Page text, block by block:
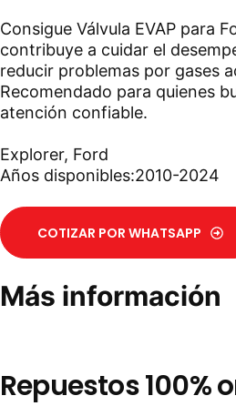
Consigue Válvula EVAP para
contribuye a cuidar el
reducir problemas por gases
Recomendado para quienes
atención confiable.
Explorer, Ford
Años disponibles:2010-2024
COTIZAR POR WHATSAPP
Más información
Repuestos 100%